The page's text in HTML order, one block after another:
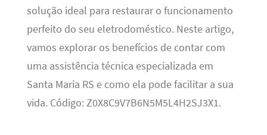
solução ideal para restaurar o funcionamento
perfeito do seu eletrodoméstico. Neste artigo,
vamos explorar os benefícios de contar com
uma assistência técnica especializada em
Santa Maria RS e como ela pode facilitar a sua
vida. Código: Z0X8C9V7B6N5M5L4H2SJ3X1.